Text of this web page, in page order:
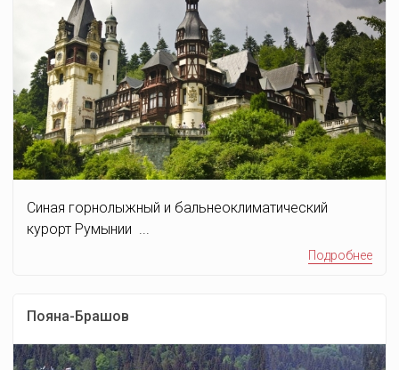
Синая горнолыжный и бальнеоклиматический
курорт Румынии ...
Подробнее
Пояна-Брашов